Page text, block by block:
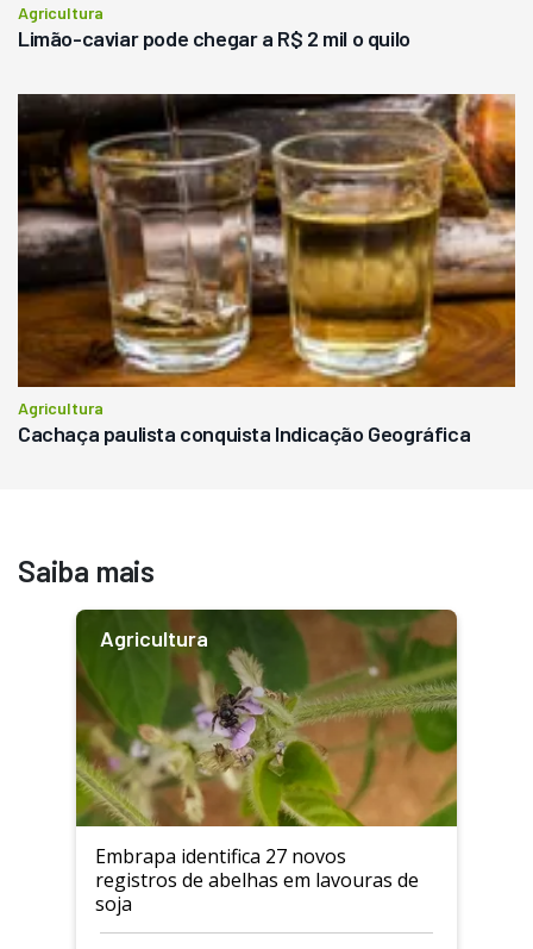
Agricultura
Limão-caviar pode chegar a R$ 2 mil o quilo
Agricultura
Cachaça paulista conquista Indicação Geográfica
Saiba mais
Agricultura
Embrapa identifica 27 novos
registros de abelhas em lavouras de
soja